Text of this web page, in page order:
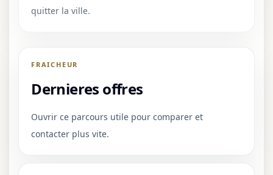
quitter la ville.
FRAICHEUR
Dernieres offres
Ouvrir ce parcours utile pour comparer et
contacter plus vite.